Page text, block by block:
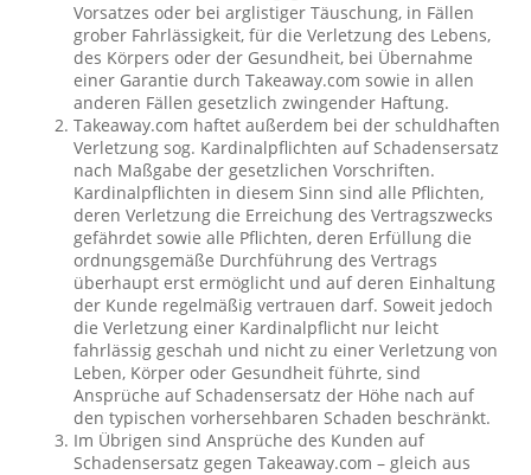
Vorsatzes oder bei arglistiger Täuschung, in Fällen
grober Fahrlässigkeit, für die Verletzung des Lebens,
des Körpers oder der Gesundheit, bei Übernahme
einer Garantie durch Takeaway.com sowie in allen
anderen Fällen gesetzlich zwingender Haftung.
Takeaway.com haftet außerdem bei der schuldhaften
Verletzung sog. Kardinalpflichten auf Schadensersatz
nach Maßgabe der gesetzlichen Vorschriften.
Kardinalpflichten in diesem Sinn sind alle Pflichten,
deren Verletzung die Erreichung des Vertragszwecks
gefährdet sowie alle Pflichten, deren Erfüllung die
ordnungsgemäße Durchführung des Vertrags
überhaupt erst ermöglicht und auf deren Einhaltung
der Kunde regelmäßig vertrauen darf. Soweit jedoch
die Verletzung einer Kardinalpflicht nur leicht
fahrlässig geschah und nicht zu einer Verletzung von
Leben, Körper oder Gesundheit führte, sind
Ansprüche auf Schadensersatz der Höhe nach auf
den typischen vorhersehbaren Schaden beschränkt.
Im Übrigen sind Ansprüche des Kunden auf
Schadensersatz gegen Takeaway.com – gleich aus